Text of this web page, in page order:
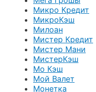
Микро Кредит
МикроКэш
Милоан
Мистер Кредит
Мистер Мани
МистерКэш
Мо Кэш
Мой Валет
Монетка